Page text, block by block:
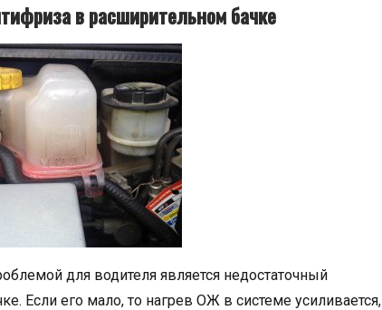
в расширительном бачке
для водителя является недостаточный
Если его мало, то нагрев ОЖ в системе усиливается,